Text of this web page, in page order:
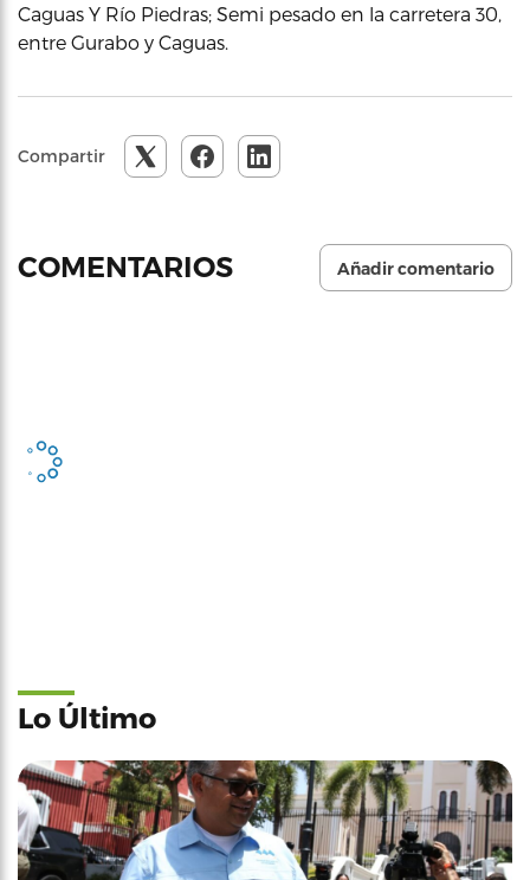
Caguas Y Río Piedras; Semi pesado en la carretera 30,
entre Gurabo y Caguas.
Compartir
COMENTARIOS Añadir comentario
Lo Último